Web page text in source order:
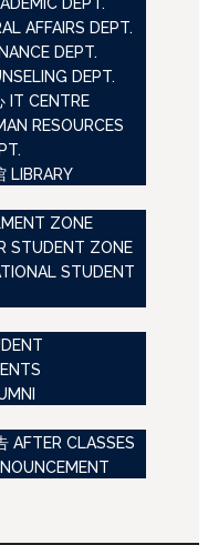
AFFAIRS DEPT.
DEPT.
DEPT.
IT CENTRE
RESOURCES
LIBRARY
ZONE
STUDENT ZONE
STUDENT
AFTER CLASSES